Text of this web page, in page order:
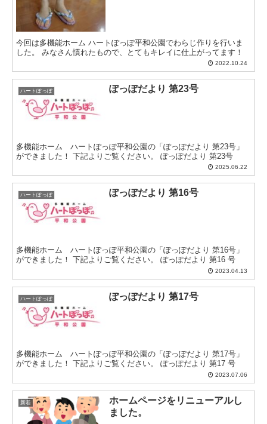
今回は多機能ホーム ハートぽっぽ平和公園でわらじ作りを行いま
した。 みなさん慣れたもので、とてもキレイに仕上がってます！
2022.10.24
ハートぽっぽ ぽっぽだより 第23号
多機能ホーム ハートぽっぽ平和公園の「ぽっぽだより 第23号」
ができました！ 下記よりご覧ください。 ぽっぽだより 第23号
2025.06.22
ハートぽっぽ ぽっぽだより 第16号
多機能ホーム ハートぽっぽ平和公園の「ぽっぽだより 第16号」
ができました！ 下記よりご覧ください。 ぽっぽだより 第16 号
2023.04.13
ハートぽっぽ ぽっぽだより 第17号
多機能ホーム ハートぽっぽ平和公園の「ぽっぽだより 第17号」
ができました！ 下記よりご覧ください。 ぽっぽだより 第17 号
2023.07.06
新着
ホームページをリニューアルし
ました。